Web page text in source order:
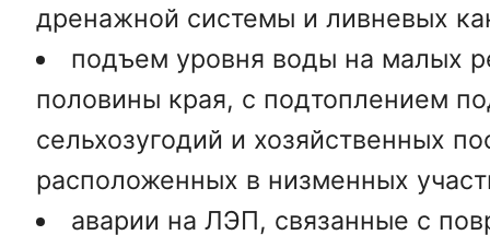
дренажной системы и ливневых
подъем уровня воды на малых
половины края, с подтоплением
сельхозугодий и хозяйственных
расположенных в низменных
аварии на ЛЭП, связанные с